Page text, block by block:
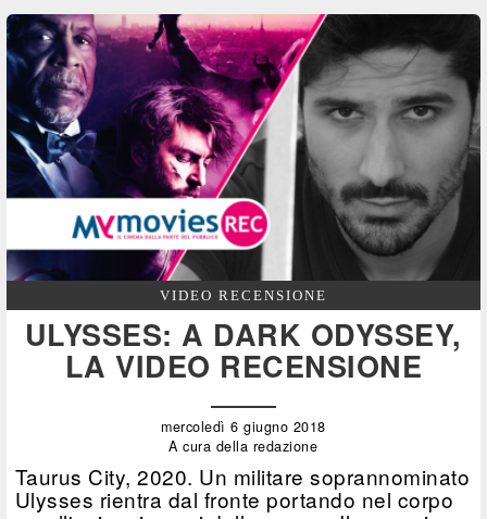
VIDEO RECENSIONE
ULYSSES: A DARK ODYSSEY,
LA VIDEO RECENSIONE
mercoledì 6 giugno 2018
A cura della redazione
Taurus City, 2020. Un militare soprannominato
Ulysses rientra dal fronte portando nel corpo